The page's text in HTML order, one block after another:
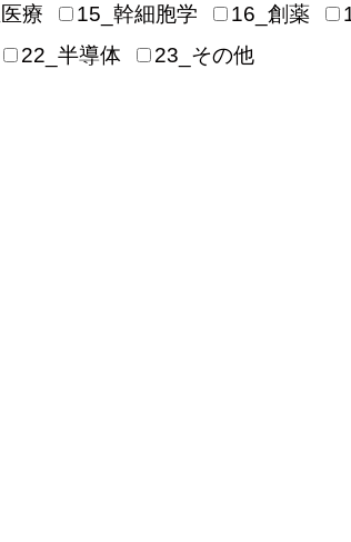
療 15_幹細胞学 16_創薬
22_半導体
23_その他